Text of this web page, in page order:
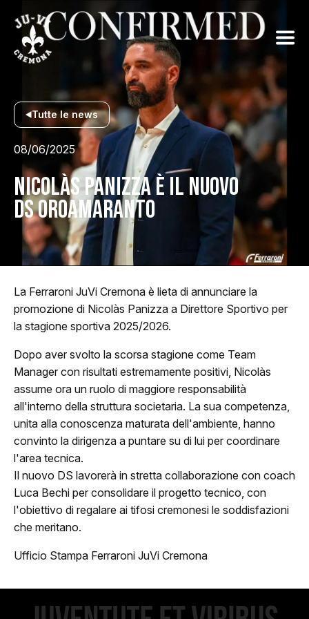
Tutte le news
08/06/2025
NICOLÀS PANIZZA È IL NUOVO
DS OROAMARANTO
Storia
Squadra 25/26
Organigramma
Safe Guarding
Classifica
La Ferraroni JuVi Cremona è lieta di annunciare la
promozione di Nicolàs Panizza a Direttore Sportivo per
la stagione sportiva 2025/2026.
Dopo aver svolto la scorsa stagione come Team
Manager con risultati estremamente positivi, Nicolàs
assume ora un ruolo di maggiore responsabilità
all'interno della struttura societaria. La sua competenza,
unita alla conoscenza maturata dell'ambiente, hanno
convinto la dirigenza a puntare su di lui per coordinare
l'area tecnica.
Il nuovo DS lavorerà in stretta collaborazione con coach
Luca Bechi per consolidare il progetto tecnico, con
l'obiettivo di regalare ai tifosi cremonesi le soddisfazioni
che meritano.
Ufficio Stampa Ferraroni JuVi Cremona